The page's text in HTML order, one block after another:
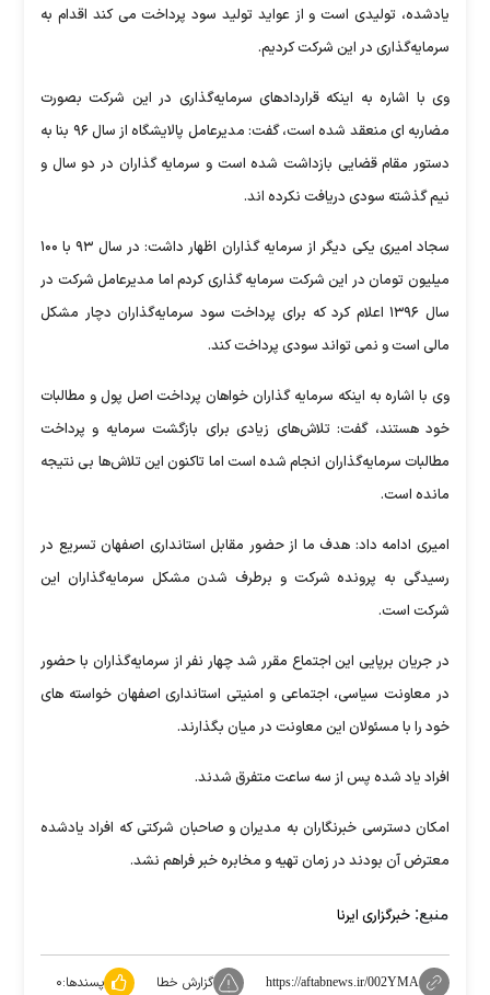
یادشده، تولیدی است و از عواید تولید سود پرداخت می کند اقدام به
سرمایه‌گذاری در این شرکت کردیم.
وی با اشاره به اینکه قراردادهای سرمایه‌گذاری در این شرکت بصورت
مضاربه ای منعقد شده است، گفت: مدیرعامل پالایشگاه از سال ۹۶ بنا به
دستور مقام قضایی بازداشت شده است و سرمایه گذاران در دو سال و
نیم گذشته سودی دریافت نکرده اند.
سجاد امیری یکی دیگر از سرمایه گذاران اظهار داشت: در سال ۹۳ با ۱۰۰
میلیون تومان در این شرکت سرمایه گذاری کردم اما مدیرعامل شرکت در
سال ۱۳۹۶ اعلام کرد که برای پرداخت سود سرمایه‌گذاران دچار مشکل
مالی است و نمی تواند سودی پرداخت کند.
وی با اشاره به اینکه سرمایه گذاران خواهان پرداخت اصل پول و مطالبات
خود هستند، گفت: تلاش‌های زیادی برای بازگشت سرمایه و پرداخت
مطالبات سرمایه‌گذاران انجام شده است اما تاکنون این تلاش‌ها بی نتیجه
مانده است.
امیری ادامه داد: هدف ما از حضور مقابل استانداری اصفهان تسریع در
رسیدگی به پرونده شرکت و برطرف شدن مشکل سرمایه‌گذاران این
شرکت است.
در جریان برپایی این اجتماع مقرر شد چهار نفر از سرمایه‌گذاران با حضور
در معاونت سیاسی، اجتماعی و امنیتی استانداری اصفهان خواسته های
خود را با مسئولان این معاونت در میان بگذارند.
افراد یاد شده پس از سه ساعت متفرق شدند.
امکان دسترسی خبرنگاران به مدیران و صاحبان شرکتی که افراد یادشده
معترض آن بودند در زمان تهیه و مخابره خبر فراهم نشد.
منبع: خبرگزاری ایرنا
https://aftabnews.ir/002YMA گزارش خطا پسندها:۰